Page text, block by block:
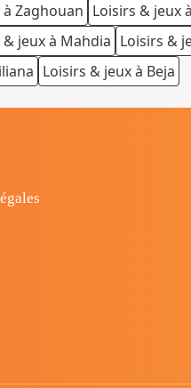
Zaghouan Loisirs & jeux
jeux à Mahdia Loisirs &
Loisirs & jeux à Beja